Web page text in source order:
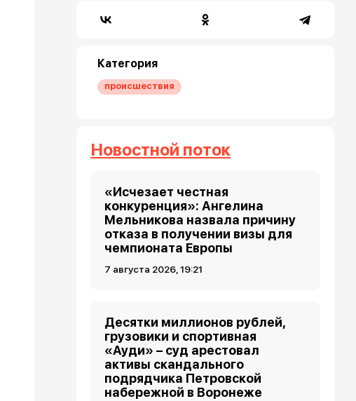
Категория
происшествия
Новостной поток
«Исчезает честная
конкуренция»: Ангелина
Мельникова назвала причину
отказа в получении визы для
чемпионата Европы
7 августа 2026, 19:21
Десятки миллионов рублей,
грузовики и спортивная
«Ауди» – суд арестовал
активы скандального
подрядчика Петровской
набережной в Воронеже